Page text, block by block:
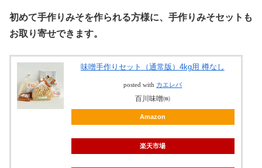
初めて手作りみそを作られる方様に、手作りみそセットも
お取り寄せできます。
味噌手作りセット（通常版）4kg用 樽なし
posted with カエレバ
百川味噌㈱
Amazon
楽天市場